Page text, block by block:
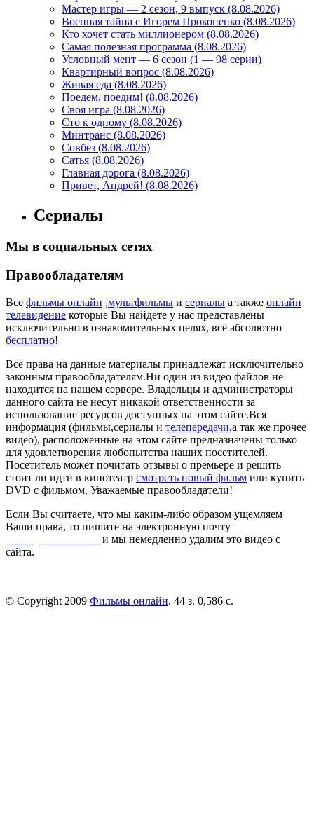
Мастер игры — 2 сезон, 9 выпуск (8.08.2026)
Военная тайна с Игорем Прокопенко (8.08.2026)
Кто хочет стать миллионером (8.08.2026)
Самая полезная программа (8.08.2026)
Условный мент — 6 сезон (1 — 98 серии)
Квартирный вопрос (8.08.2026)
Живая еда (8.08.2026)
Поедем, поедим! (8.08.2026)
Своя игра (8.08.2026)
Сто к одному (8.08.2026)
Минтранс (8.08.2026)
Совбез (8.08.2026)
Сатья (8.08.2026)
Главная дорога (8.08.2026)
Привет, Андрей! (8.08.2026)
Сериалы
Мы в социальных сетях
Правообладателям
Все фильмы онлайн ,мультфильмы и сериалы а также онлайн
телевидение которые Вы найдете у нас представлены
исключительно в ознакомительных целях, всё абсолютно
бесплатно!
Все права на данные материалы принадлежат исключительно
законным правообладателям.Ни один из видео файлов не
находится на нашем сервере. Владельцы и администраторы
данного сайта не несут никакой ответственности за
использование ресурсов доступных на этом сайте.Вся
информация (фильмы,сериалы и телепередачи,а так же прочее
видео), расположенные на этом сайте предназначены только
для удовлетворения любопытства наших посетителей.
Посетитель может почитать отзывы о премьере и решить
стоит ли идти в кинотеатр смотреть новый фильм или купить
DVD с фильмом. Уважаемые правообладатели!
Если Вы считаете, что мы каким-либо образом ущемляем
Ваши права, то пишите на электронную почту
и мы немедленно удалим это видео с
сайта.
© Copyright 2009 Фильмы онлайн. 44 з. 0,586 с.